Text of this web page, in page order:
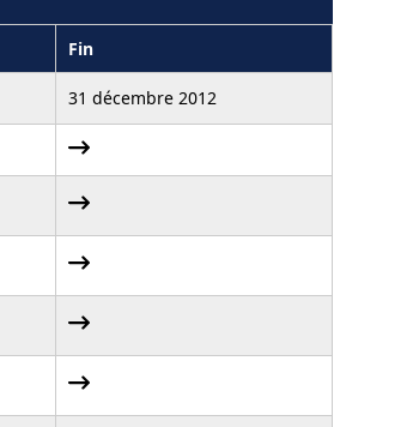
Fin
31 décembre 2012